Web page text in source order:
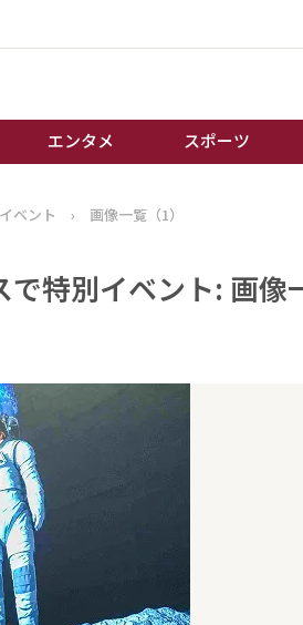
エンタメ スポーツ
オートレース
ベント › 画像一覧（1）
特別イベント: 画像